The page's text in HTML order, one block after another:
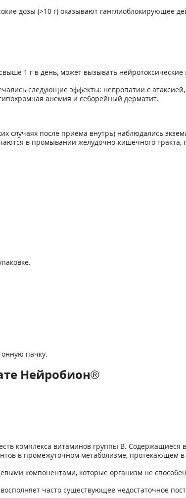
дозы (>10 г) оказывают ганглиоблокирующее
1 г в день, может вызывать нейротоксические
следующие эффекты: невропатии с
анемия и себорейный дерматит.
случаях после приема внутрь) наблюдались
в промывании желудочно-кишечного тракта,
пачку.
Нейробион®
комплекса витаминов группы В. Содержащиеся
в промежуточном метаболизме, протекающем
компонентами, которые организм не способен
часто существующее недостаточное